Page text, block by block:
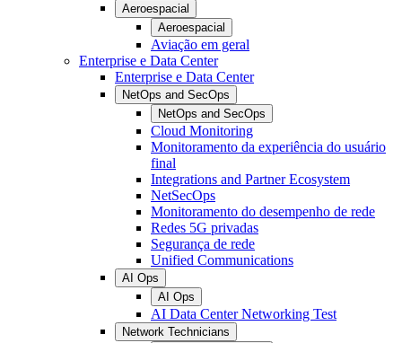
Aeroespacial
Aeroespacial
Aviação em geral
Enterprise e Data Center
Enterprise e Data Center
NetOps and SecOps
NetOps and SecOps
Cloud Monitoring
Monitoramento da experiência do usuário
final
Integrations and Partner Ecosystem
NetSecOps
Monitoramento do desempenho de rede
Redes 5G privadas
Segurança de rede
Unified Communications
AI Ops
AI Ops
AI Data Center Networking Test
Network Technicians